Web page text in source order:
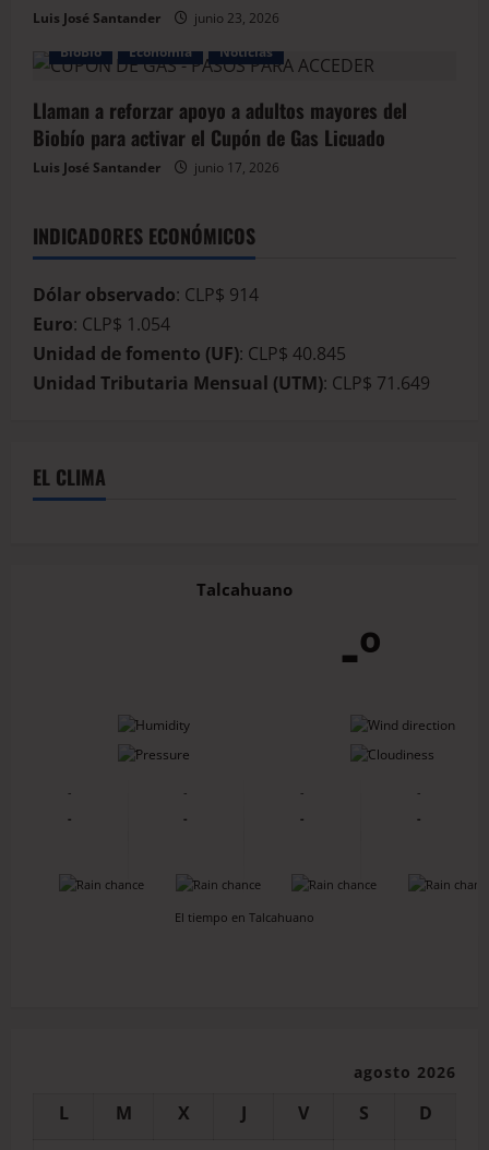
Luis José Santander
junio 23, 2026
BioBio
Economía Noticias
Llaman a reforzar apoyo a adultos mayores del
Biobío para activar el Cupón de Gas Licuado
Luis José Santander junio 17, 2026
INDICADORES ECONÓMICOS
Dólar observado: CLP$ 914
Euro: CLP$ 1.054
Unidad de fomento (UF): CLP$ 40.845
Unidad Tributaria Mensual (UTM): CLP$ 71.649
EL CLIMA
Talcahuano
-º
-
-
-
-
-
-
-
-
-
-
-
-
-
-
-
-
El tiempo en Talcahuano
agosto 2026
L M X J V S D